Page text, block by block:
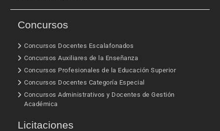
Concursos
Concursos Docentes Escalafonados
Concursos Auxiliares de la Enseñanza
Concursos Profesionales de la Educación Superior
Concursos Docentes Categoría Especial
Concursos Administrativos y Docentes de Gestión
Académica
Licitaciones